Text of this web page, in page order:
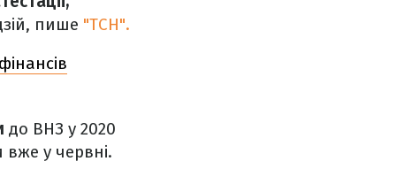
пише "ТСН".
до ВНЗ у 2020
вже у червні.